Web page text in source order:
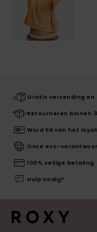
Gratis verzending
Retourneren binnen
Word lid van het
Onze eco-
100% veilige betaling
Hulp nodig?